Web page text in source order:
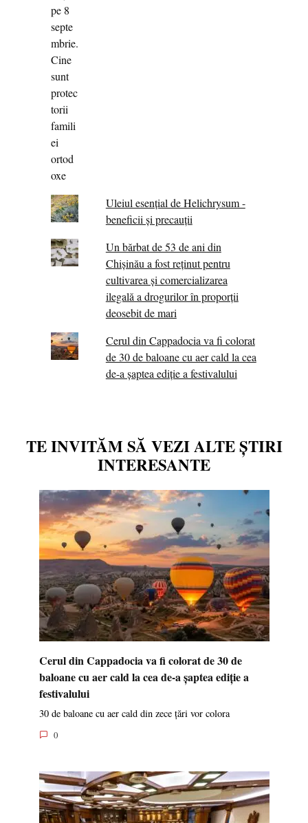
Uleiul esențial de Helichrysum -
beneficii și precauții
Un bărbat de 53 de ani din
Chișinău a fost reținut pentru
cultivarea și comercializarea
ilegală a drogurilor în proporții
deosebit de mari
Cerul din Cappadocia va fi colorat
de 30 de baloane cu aer cald la cea
de-a șaptea ediție a festivalului
TE INVITĂM SĂ VEZI ALTE ȘTIRI
INTERESANTE
Cerul din Cappadocia va fi colorat de 30 de
baloane cu aer cald la cea de-a șaptea ediție a
festivalului
30 de baloane cu aer cald din zece țări vor colora
0